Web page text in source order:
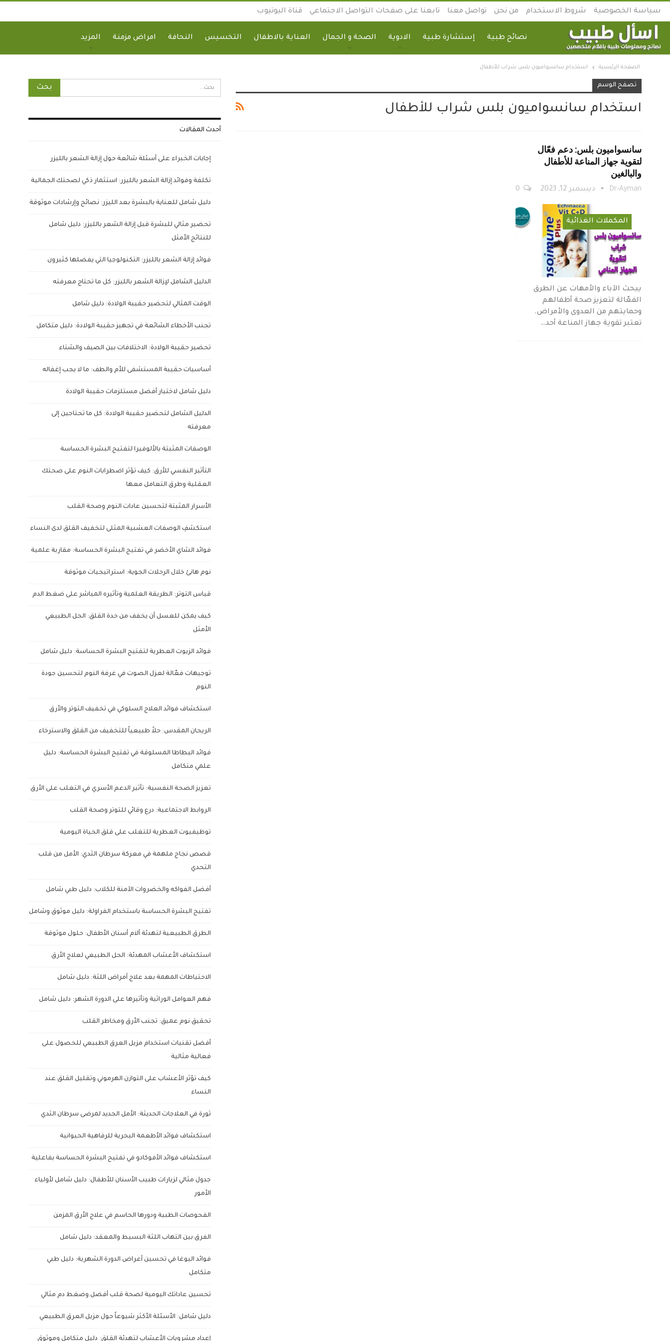
سياسة الخصوصية شروط الاستخدام من نحن تواصل معنا تابعنا على صفحات التواصل الاجتماعي قناة اليوتيوب
نصائح طبية إستشارة طبية الادوية الصحة و الجمال العناية بالاطفال التخسيس النحافة امراض مزمنة المزيد
الصفحة الرئيسية استخدام سانسواميون بلس شراب للأطفال
تصفح الوسم
استخدام سانسواميون بلس شراب للأطفال
سانسواميون بلس: دعم فعّال
لتقوية جهاز المناعة للأطفال
والبالغين
Dr-Ayman ديسمبر 12, 2023
المكملات الغذائية
يبحث الآباء والأمهات عن الطرق
الفعّالة لتعزيز صحة أطفالهم
وحمايتهم من العدوى والأمراض.
تعتبر تقوية جهاز المناعة أحد…
أحدث المقالات
إجابات الخبراء على أسئلة شائعة حول إزالة الشعر بالليزر
تكلفة وفوائد إزالة الشعر بالليزر: استثمار ذكي لصحتك الجمالية
دليل شامل للعناية بالبشرة بعد الليزر: نصائح وإرشادات موثوقة
تحضير مثالي للبشرة قبل إزالة الشعر بالليزر: دليل شامل
للنتائج الأمثل
فوائد إزالة الشعر بالليزر: التكنولوجيا التي يفضلها كثيرون
الدليل الشامل لإزالة الشعر بالليزر: كل ما تحتاج معرفته
الوقت المثالي لتحضير حقيبة الولادة: دليل شامل
تجنب الأخطاء الشائعة في تجهيز حقيبة الولادة: دليل متكامل
تحضير حقيبة الولادة: الاختلافات بين الصيف والشتاء
أساسيات حقيبة المستشفى للأم والطف: ما لا يجب إغفاله
دليل شامل لاختيار أفضل مستلزمات حقيبة الولادة
الدليل الشامل لتحضير حقيبة الولادة: كل ما تحتاجين إلى
معرفته
الوصفات المثبتة بالألوفيرا لتفتيح البشرة الحساسة
التأثير النفسي للأرق: كيف تؤثر اضطرابات النوم على صحتك
العقلية وطرق التعامل معها
الأسرار المثبتة لتحسين عادات النوم وصحة القلب
استكشفِ الوصفات العشبية المثلى لتخفيف القلق لدى النساء
فوائد الشاي الأخضر في تفتيح البشرة الحساسة: مقاربة علمية
نوم هانئ خلال الرحلات الجوية: استراتيجيات موثوقة
قياس التوتر: الطريقة العلمية وتأثيره المباشر على ضغط الدم
كيف يمكن للعسل أن يخفف من حدة القلق: الحل الطبيعي
الأمثل
فوائد الزيوت العطرية لتفتيح البشرة الحساسة: دليل شامل
توجيهات فعّالة لعزل الصوت في غرفة النوم لتحسين جودة
النوم
استكشاف فوائد العلاج السلوكي في تخفيف التوتر والأرق
الريحان المقدس: حلاً طبيعياً للتخفيف من القلق والاسترخاء
فوائد البطاطا المسلوقة في تفتيح البشرة الحساسة: دليل
علمي متكامل
تعزيز الصحة النفسية: تأثير الدعم الأسري في التغلب على الأرق
الروابط الاجتماعية: درع وقائي للتوتر وصحة القلب
توظيفيوت العطرية للتغلب على قلق الحياة اليومية
قصص نجاح ملهمة في معركة سرطان الثدي: الأمل من قلب
التحدي
أفضل الفواكه والخضروات الآمنة للكلاب: دليل طبي شامل
تفتيح البشرة الحساسة باستخدام الفراولة: دليل موثوق وشامل
الطرق الطبيعية لتهدئة آلام أسنان الأطفال: حلول موثوقة
استكشاف الأعشاب المهدئة: الحل الطبيعي لعلاج الأرق
الاحتياطات المهمة بعد علاج أمراض اللثة: دليل شامل
فهم العوامل الوراثية وتأثيرها على الدورة الشهر: دليل شامل
تحقيق نوم عميق: تجنب الأرق ومخاطر القلب
أفضل تقنيات استخدام مزيل العرق الطبيعي للحصول على
فعالية مثالية
كيف تؤثر الأعشاب على التوازن الهرموني وتقليل القلق عند
النساء
ثورة في العلاجات الحديثة: الأمل الجديد لمرضى سرطان الثدي
استكشاف فوائد الأطعمة البحرية للرفاهية الحيوانية
استكشاف فوائد الأفوكادو في تفتيح البشرة الحساسة بفاعلية
جدول مثالي لزيارات طبيب الأسنان للأطفال: دليل شامل لأولياء
الأمور
الفحوصات الطبية ودورها الحاسم في علاج الأرق المزمن
الفرق بين التهاب اللثة البسيط والمعقد: دليل شامل
فوائد اليوغا في تحسين أعراض الدورة الشهرية: دليل طبي
متكامل
تحسين عاداتك اليومية لصحة قلب أفضل وضغط دم مثالي
دليل شامل: الأسئلة الأكثر شيوعاً حول مزيل العرق الطبيعي
إعداد مشروبات الأعشاب لتهدئة القلق: دليل متكامل وموثوق